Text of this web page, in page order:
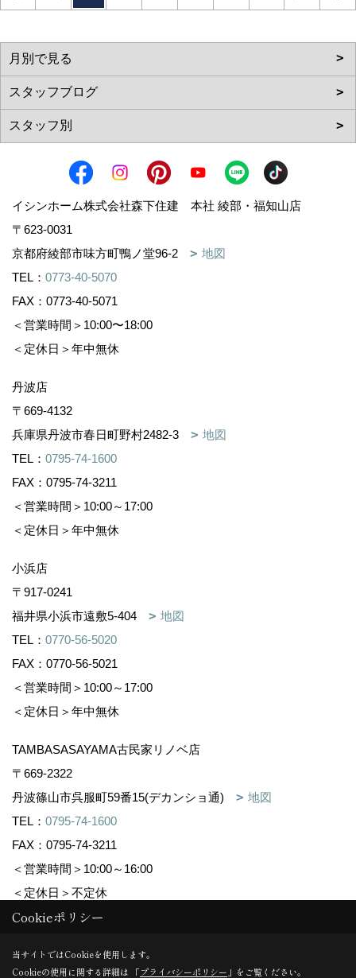
イシンホーム株式会社森下住建 本社 綾部・福知山店
〒623-0031
京都府綾部市味方町鴨ノ堂96-2
地図
TEL： 0773-40-5070
FAX：0773-40-5071
＜営業時間＞10:00〜18:00
＜定休日＞年中無休
丹波店
〒669-4132
兵庫県丹波市春日町野村2482-3
地図
TEL： 0795-74-1600
FAX：0795-74-3211
＜営業時間＞10:00～17:00
＜定休日＞年中無休
小浜店
〒917-0241
福井県小浜市遠敷5-404
地図
TEL： 0770-56-5020
FAX：0770-56-5021
＜営業時間＞10:00～17:00
＜定休日＞年中無休
TAMBASASAYAMA古民家リノベ店
〒669-2322
丹波篠山市呉服町59番15(デカンショ通)
地図
TEL： 0795-74-1600
FAX：0795-74-3211
＜営業時間＞10:00～16:00
＜定休日＞不定休
Copyright (c) 株式会社森下住建. All Rights Reserved.
Produced byゴデスクリエイト
Cookieポリシー
当サイトではCookieを使用します。
Cookieの使用に関する詳細は 「プライバシーポリシー 」をご覧ください。